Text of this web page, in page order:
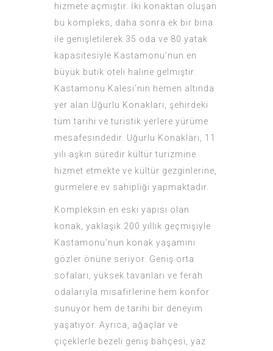
hizmete açmıştır. İki konaktan oluşan
bu kompleks, daha sonra ek bir bina
ile genişletilerek 35 oda ve 80 yatak
kapasitesiyle Kastamonu’nun en
büyük butik oteli haline gelmiştir.
Kastamonu Kalesi’nin hemen altında
yer alan Uğurlu Konakları, şehirdeki
tüm tarihi ve turistik yerlere yürüme
mesafesindedir. Uğurlu Konakları, 11
yılı aşkın süredir kültür turizmine
hizmet etmekte ve kültür gezginlerine,
gurmelere ev sahipliği yapmaktadır.
Kompleksin en eski yapısı olan
konak, yaklaşık 200 yıllık geçmişiyle
Kastamonu’nun konak yaşamını
gözler önüne seriyor. Geniş orta
sofaları, yüksek tavanları ve ferah
odalarıyla misafirlerine hem konfor
sunuyor hem de tarihi bir deneyim
yaşatıyor. Ayrıca, ağaçlar ve
çiçeklerle bezeli geniş bahçesi, yaz